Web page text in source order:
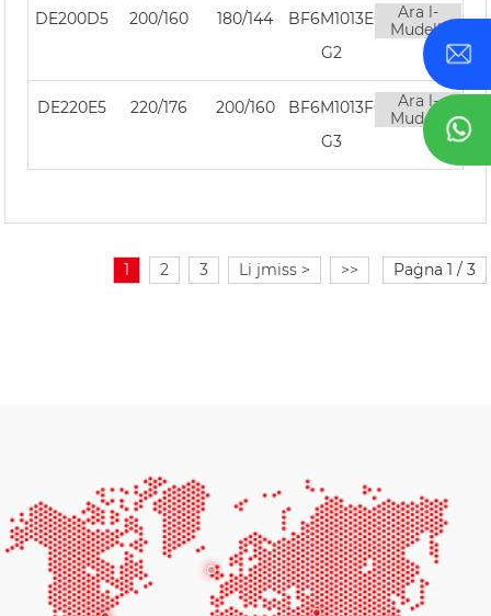
DE200D5 200/160 180/144
BF6M1013EC
G2
Ara l-
Mudelli
DE220E5 220/176 200/160
BF6M1013FC
G3
Ara l-
Mudelli
1 2 3 Li jmiss > >> Paġna 1 / 3